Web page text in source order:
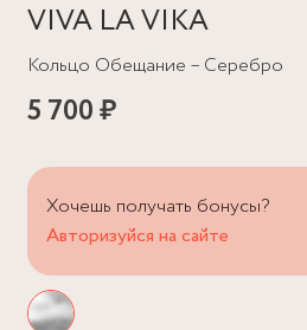
VIVA LA VIKA
Кольцо Обещание – Серебро
5 700 ₽
Хочешь получать бонусы?
Авторизуйся на сайте